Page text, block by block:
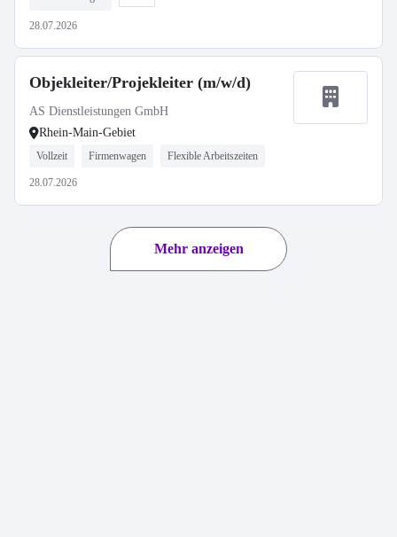
28.07.2026
Objekleiter/Projekleiter (m/w/d)
AS Dienstleistungen GmbH
Rhein-Main-Gebiet
Vollzeit Firmenwagen Flexible Arbeitszeiten
28.07.2026
Mehr anzeigen